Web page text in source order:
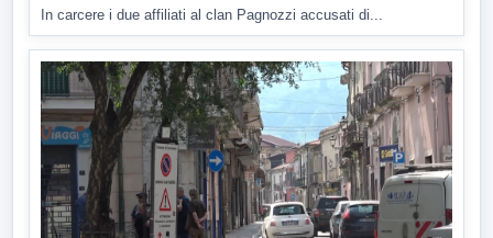
In carcere i due affiliati al clan Pagnozzi accusati di...